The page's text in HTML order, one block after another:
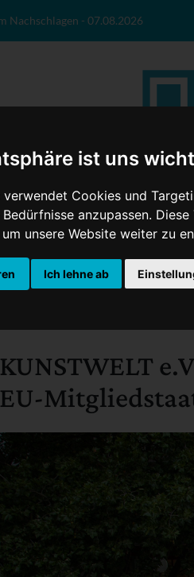
ist uns
verwendet Cookies und
anzupassen.
unsere Website weiter zu
Ich lehne ab
Nachschlagen - 07.08.2026
Sport Wirtschaft Firmennews
KUNSTWELT
EU-